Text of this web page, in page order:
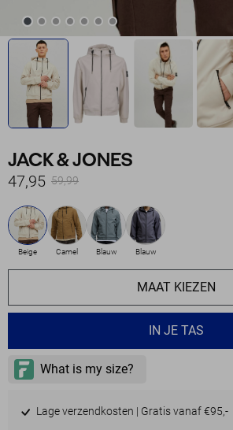
JACK & JONES
47,95 59,99
Beige Camel Blauw Blauw
MAAT KIEZEN
IN JE TAS
Lage verzendkosten | Gratis vanaf €95,-